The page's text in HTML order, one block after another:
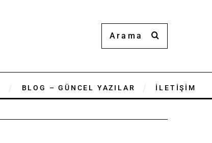
BLOG – GÜNCEL YAZILAR İLETİŞİM